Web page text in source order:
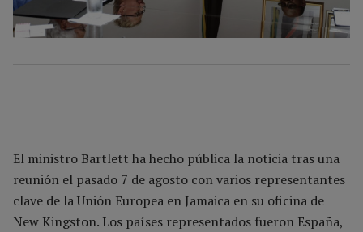
El ministro Bartlett ha hecho pública la noticia tras una
reunión el pasado 7 de agosto con varios representantes
clave de la Unión Europea en Jamaica en su oficina de
New Kingston. Los países representados fueron España,